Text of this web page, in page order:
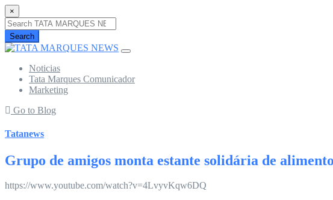
×
Search
Noticias
Tata Marques Comunicador
Marketing
Go to Blog
Tatanews
Grupo de amigos monta estante solidária de
https://www.youtube.com/watch?v=4LvyvKqw6DQ